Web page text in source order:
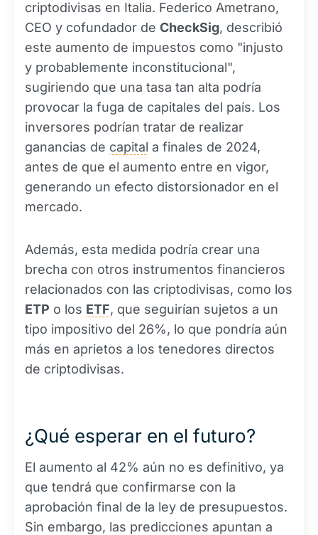
criptodivisas en Italia. Federico Ametrano,
CEO y cofundador de CheckSig, describió
este aumento de impuestos como "injusto
y probablemente inconstitucional",
sugiriendo que una tasa tan alta podría
provocar la fuga de capitales del país. Los
inversores podrían tratar de realizar
ganancias de capital a finales de 2024,
antes de que el aumento entre en vigor,
generando un efecto distorsionador en el
mercado.
Además, esta medida podría crear una
brecha con otros instrumentos financieros
relacionados con las criptodivisas, como los
ETP o los ETF, que seguirían sujetos a un
tipo impositivo del 26%, lo que pondría aún
más en aprietos a los tenedores directos
de criptodivisas.
¿Qué esperar en el futuro?
El aumento al 42% aún no es definitivo, ya
que tendrá que confirmarse con la
aprobación final de la ley de presupuestos.
Sin embargo, las predicciones apuntan a